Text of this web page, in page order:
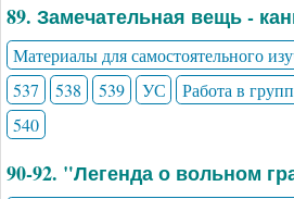
89. Замечательная вещь -
Материалы для самостоятельного
537
538 539 УС Работа в
540
90-92. "Легенда о вольном